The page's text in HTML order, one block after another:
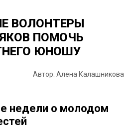
ВОЛОНТЕРЫ
ПОМОЧЬ
ЮНОШУ
Автор: Алена Калашникова
недели о молодом